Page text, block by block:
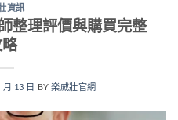
資訊
整理評價與購買完整
月 13 日 BY楽威壯官網